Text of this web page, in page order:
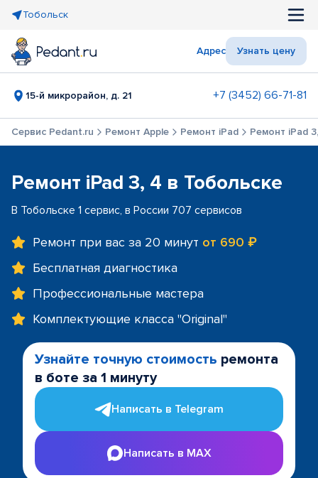
Тобольск
Адрес Узнать цену
15-й микрорайон, д. 21 +7 (3452) 66-71-81
Сервис Pedant.ru Ремонт Apple Ремонт iPad Ремонт iPad
Ремонт iPad 3, 4 в Тобольске
В Тобольске 1 сервис, в России 707 сервисов
Ремонт при вас за 20 минут от 690 ₽
Бесплатная диагностика
Профессиональные мастера
Комплектующие класса "Original"
Узнайте точную стоимость ремонта
в боте за 1 минуту
Написать в Telegram
Написать в MAX